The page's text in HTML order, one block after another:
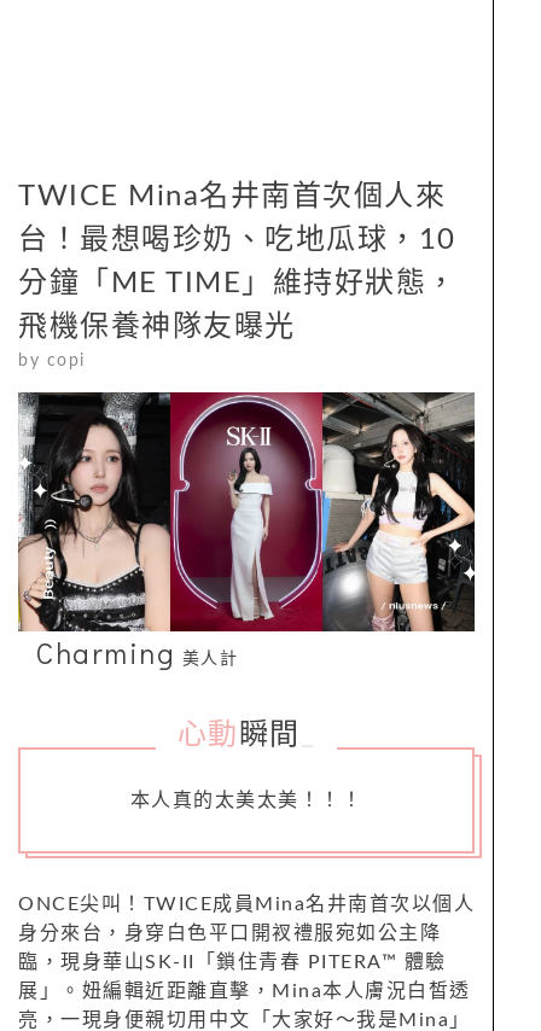
TWICE Mina名井南首次個人來
台！最想喝珍奶、吃地瓜球，10
分鐘「ME TIME」維持好狀態，
飛機保養神隊友曝光
by copi
Charming 美人計
心動 瞬間
本人真的太美太美！！！
ONCE尖叫！TWICE成員Mina名井南首次以個人
身分來台，身穿白色平口開衩禮服宛如公主降
臨，現身華山SK-II「鎖住青春 PITERA™ 體驗
展」。妞編輯近距離直擊，Mina本人膚況白皙透
亮，一現身便親切用中文「大家好～我是Mina」